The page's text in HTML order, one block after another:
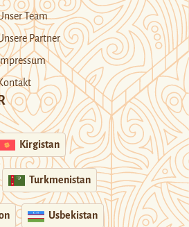
Team
Partner
Kirgistan
Turkmenistan
Usbekistan